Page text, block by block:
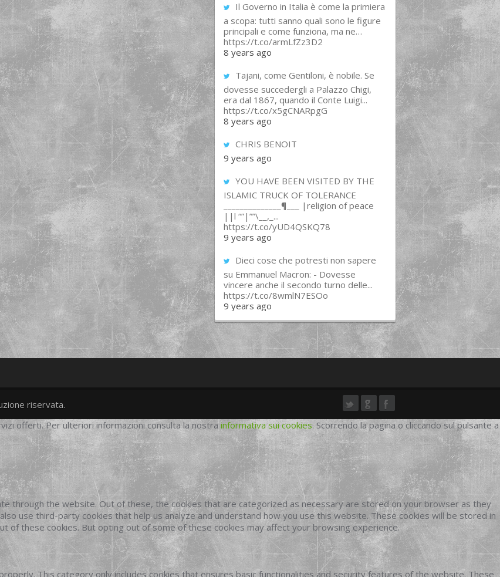
Il Governo in Italia è come la primiera
a scopa: tutti sanno quali sono le figure
principali e come funziona, ma ne…
https://t.co/armLfZz3D2
8 years ago
Tajani, come Gentiloni, è nobile. Se
dovesse succedergli a Palazzo Chigi,
era dal 1867, quando il Conte Luigi...
https://t.co/x5gCNARpgG
8 years ago
CHRIS BENOIT
9 years ago
YOU HAVE BEEN VISITED BY THE
ISLAMIC TRUCK OF TOLERANCE
______________¶___ |religion of peace
||l “”|””\__,_...
https://t.co/yUD4QSKQ78
9 years ago
Dieci cose che potresti non sapere
su Emmanuel Macron: - Dovesse
vincere anche il secondo turno delle...
https://t.co/8wmlN7ESOo
9 years ago
twittergoogleplus
facebook
riservata.
offerti. Per ulteriori informazioni consulta la nostra informativa sui cookies. Scorrendo la pagina o cliccando sul pulsante a
through the website. Out of these, the cookies that are categorized as necessary are stored on your browser as they
use third-party cookies that help us analyze and understand how you use this website. These cookies will be stored in
of these cookies. But opting out of some of these cookies may affect your browsing experience.
This category only includes cookies that ensures basic functionalities and security features of the website. These